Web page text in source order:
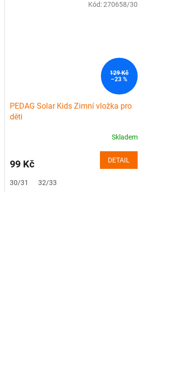
129 Kč
–23 %
PEDAG Solar Kids Zimní vložka pro
děti
Skladem
99 Kč DETAIL
30/31 32/33
Kód:270658/30